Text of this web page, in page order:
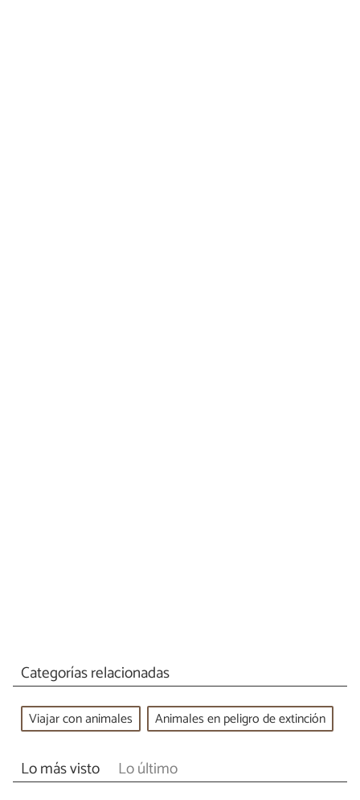
Categorías relacionadas
Viajar con animales Animales en peligro de extinción
Lo más visto Lo último